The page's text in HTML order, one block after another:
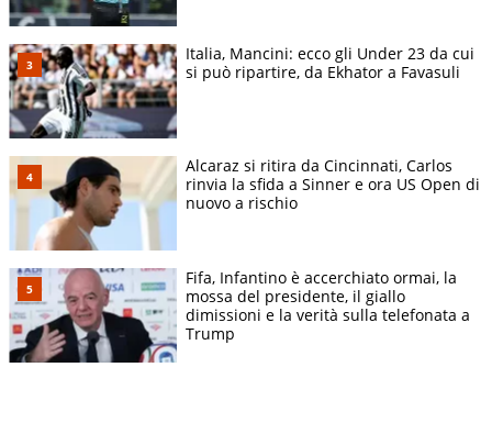
Italia, Mancini: ecco gli Under 23 da cui
si può ripartire, da Ekhator a Favasuli
Alcaraz si ritira da Cincinnati, Carlos
rinvia la sfida a Sinner e ora US Open di
nuovo a rischio
Fifa, Infantino è accerchiato ormai, la
mossa del presidente, il giallo
dimissioni e la verità sulla telefonata a
Trump